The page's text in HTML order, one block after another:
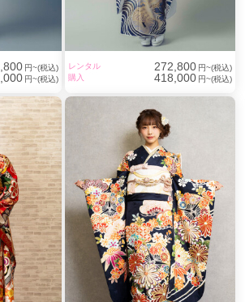
円~(税込)
円~(税込)
レンタル 272,800 円~(税込)
購入
418,000 円~(税込)